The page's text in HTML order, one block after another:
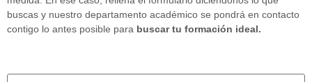
buscas y nuestro departamento académico se pondrá en contacto
contigo lo antes posible para buscar tu formación ideal.